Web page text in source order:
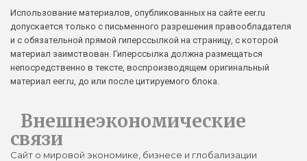
Использование материалов, опубликованных на сайте eer.ru
допускается только с письменного разрешения правообладателя
и с обязательной прямой гиперссылкой на страницу, с которой
материал заимствован. Гиперссылка должна размещаться
непосредственно в тексте, воспроизводящем оригинальный
материал eer.ru, до или после цитируемого блока.
Внешнеэкономические
связи
Сайт о мировой экономике, бизнесе и глобализации